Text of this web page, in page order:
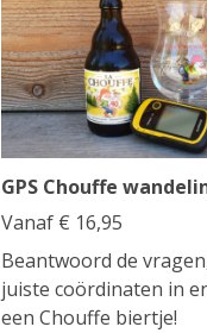
GPS Chouffe
Vanaf € 16,95
Beantwoord de
juiste coördinaten in
een Chouffe biertje!